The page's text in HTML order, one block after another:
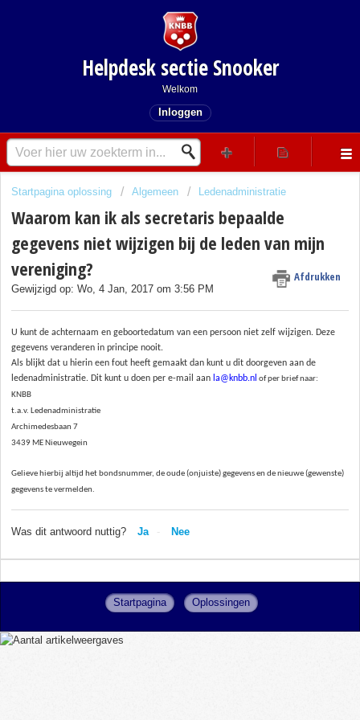
Helpdesk sectie Snooker
Welkom
Inloggen
Startpagina oplossing Algemeen Ledenadministratie
Waarom kan ik als secretaris bepaalde
gegevens niet wijzigen bij de leden van mijn
vereniging?
Afdrukken
Gewijzigd op: Wo, 4 Jan, 2017 om 3:56 PM
U kunt de achternaam en geboortedatum van een persoon niet zelf wijzigen. Deze
gegevens veranderen in principe nooit.
Als blijkt dat u hierin een fout heeft gemaakt dan kunt u dit doorgeven aan de
ledenadministratie. Dit kunt u doen per e-mail aan la@knbb.nl of per brief naar:
KNBB
t.a.v. Ledenadministratie
Archimedesbaan 7
3439 ME Nieuwegein
Gelieve hierbij altijd het bondsnummer, de oude (onjuiste) gegevens en de nieuwe (gewenste)
gegevens te vermelden.
Was dit antwoord nuttig? Ja Nee
Startpagina Oplossingen